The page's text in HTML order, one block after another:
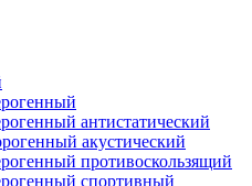
антистатический
акустический
противоскользящий
спортивный